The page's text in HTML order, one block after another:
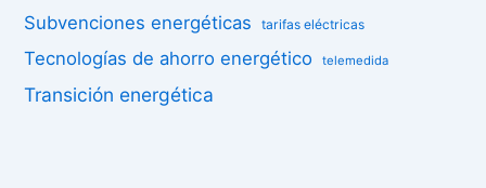
Subvenciones energéticas tarifas eléctricas
Tecnologías de ahorro energético telemedida
Transición energética